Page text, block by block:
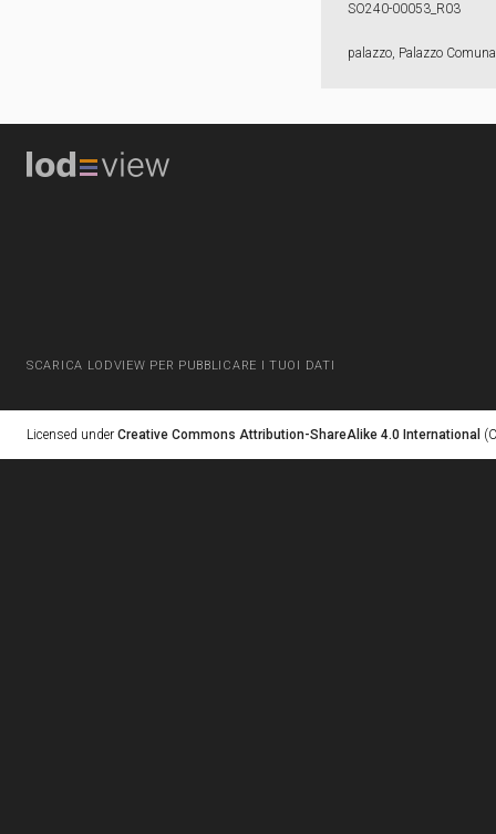
SO240-​00053_​R03
palazzo, Palazzo
SCARICA LODVIEW PER PUBBLICARE I TUOI DATI
Licensed under Creative Commons Attribution-ShareAlike 4.0 International